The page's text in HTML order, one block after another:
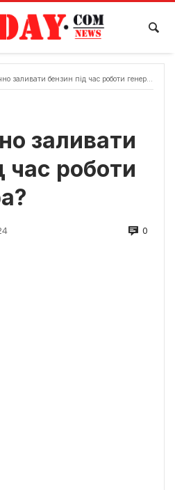
заливати бензин під час роботи генератора?
заливати
час роботи
0